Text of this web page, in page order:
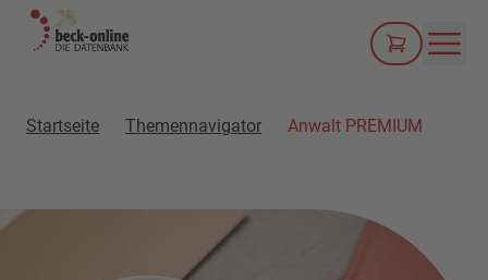
Startseite Themennavigator Anwalt PREMIUM